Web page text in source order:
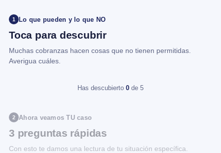
1 Lo que pueden y lo que NO
Toca para descubrir
Muchas cobranzas hacen cosas que no tienen permitidas.
Averigua cuáles.
Has descubierto 0 de 5
2 Ahora veamos TU caso
3 preguntas rápidas
Con esto te damos una lectura de tu situación específica.